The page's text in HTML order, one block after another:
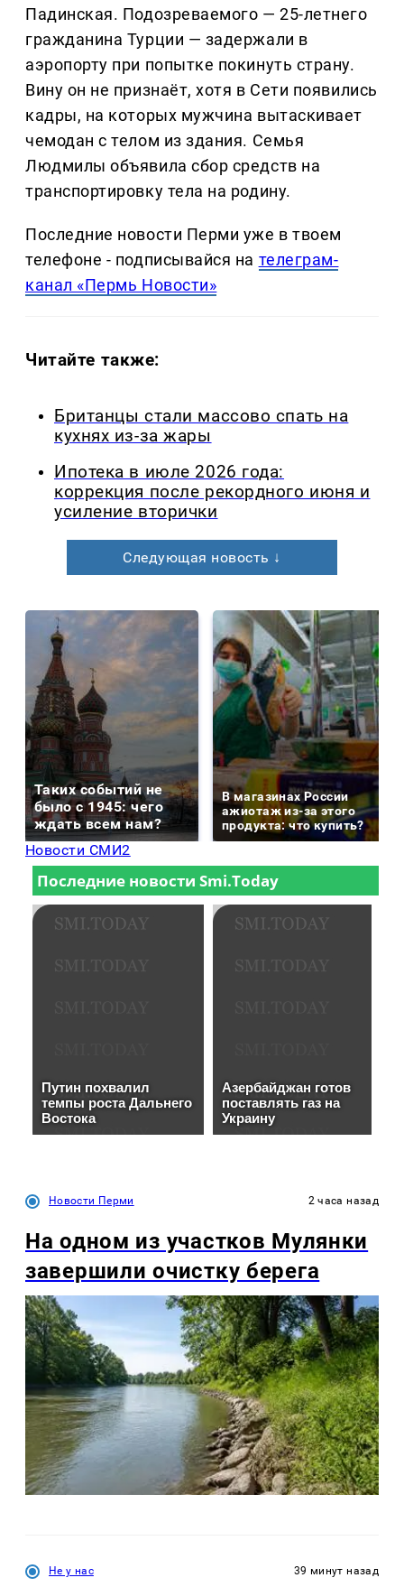
Падинская. Подозреваемого — 25-летнего
гражданина Турции — задержали в
аэропорту при попытке покинуть страну.
Вину он не признаёт, хотя в Сети появились
кадры, на которых мужчина вытаскивает
чемодан с телом из здания. Семья
Людмилы объявила сбор средств на
транспортировку тела на родину.
Последние новости Перми уже в твоем
телефоне - подписывайся на телеграм-
канал «Пермь Новости»
Читайте также:
Британцы стали массово спать на
кухнях из-за жары
Ипотека в июле 2026 года:
коррекция после рекордного июня и
усиление вторички
Следующая новость ↓
Таких событий не
было с 1945: чего
ждать всем нам?
В магазинах России
ажиотаж из-за этого
продукта: что купить?
Новости СМИ2
Новости Перми 2 часа назад
На одном из участков Мулянки
завершили очистку берега
Не у нас 39 минут назад